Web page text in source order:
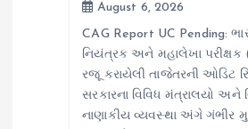
August 6, 2026
CAG Report UC Pending:
નિયંત્રક અને મહાલેખા પરીક્ષક
રજૂ કરાયેલી તાજેતરની ઓડિટ
સરકારના વિવિધ મંત્રાલયો અને
નાણાકીય વ્યવસ્થા અંગે ગંભીર